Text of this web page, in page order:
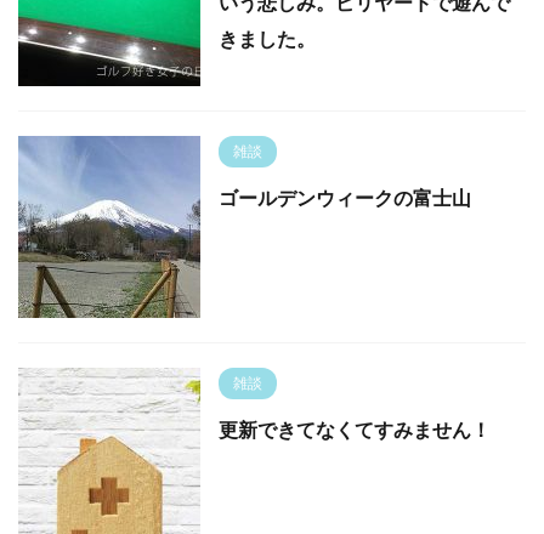
きました。
雑談
ゴールデンウィークの富士山
雑談
更新できてなくてすみません！